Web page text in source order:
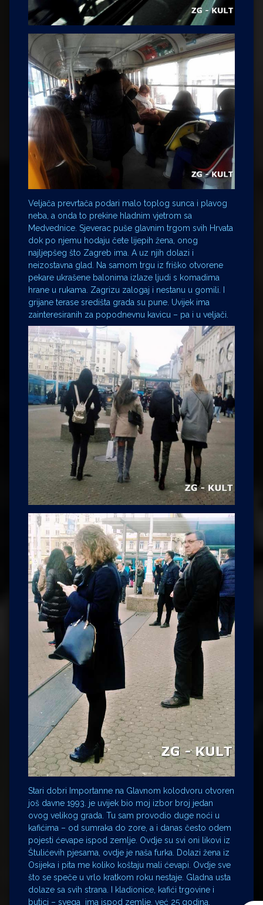
Veljača prevrtača podari malo toplog sunca i plavog
neba, a onda to prekine hladnim vjetrom sa
Medvednice. Sjeverac puše glavnim trgom svih Hrvata
dok po njemu hodaju čete lijepih žena, onog
najljepšeg što Zagreb ima. A uz njih dolazi i
neizostavna glad. Na samom trgu iz friško otvorene
pekare ukrašene balonima izlaze ljudi s komadima
hrane u rukama. Zagrizu zalogaj i nestanu u gomili. I
grijane terase središta grada su pune. Uvijek ima
zainteresiranih za popodnevnu kavicu – pa i u veljači.
Stari dobri Importanne na Glavnom kolodvoru otvoren
još davne 1993. je uvijek bio moj izbor broj jedan
ovog velikog grada. Tu sam provodio duge noći u
kafićima – od sumraka do zore, a i danas često odem
pojesti ćevape ispod zemlje. Ovdje su svi oni likovi iz
Štulićevih pjesama, ovdje je naša furka. Dolazi žena iz
Osijeka i pita me koliko koštaju mali ćevapi. Ovdje sve
što se speče u vrlo kratkom roku nestaje. Gladna usta
dolaze sa svih strana. I kladionice, kafići trgovine i
butici – svega ima ispod zemlje, već 25 godina.